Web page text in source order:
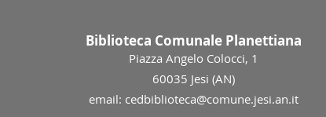
Biblioteca Comunale Planettiana
Piazza Angelo Colocci, 1
60035 Jesi (AN)
email: cedbiblioteca@comune.jesi.an.it